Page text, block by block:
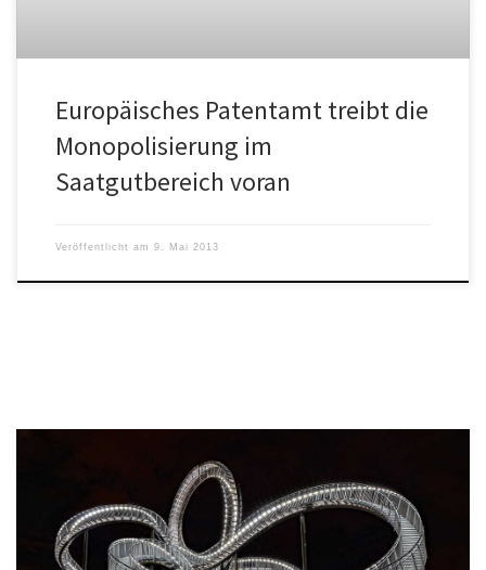
Europäisches Patentamt treibt die
Monopolisierung im
Saatgutbereich voran
Veröffentlicht am 9. Mai 2013